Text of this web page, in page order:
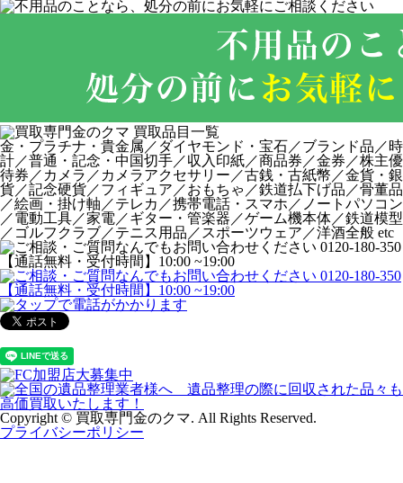
金・プラチナ・貴金属／ダイヤモンド・宝石／ブランド品／時
計／普通・記念・中国切手／収入印紙／商品券／金券／株主優
待券／カメラ／カメラアクセサリー／古銭・古紙幣／金貨・銀
貨／記念硬貨／フィギュア／おもちゃ／鉄道払下げ品／骨董品
／絵画・掛け軸／テレカ／携帯電話・スマホ／ノートパソコン
／電動工具／家電／ギター・管楽器／ゲーム機本体／鉄道模型
／ゴルフクラブ／テニス用品／スポーツウェア／洋酒全般 etc
Copyright © 買取専門金のクマ. All Rights Reserved.
プライバシーポリシー